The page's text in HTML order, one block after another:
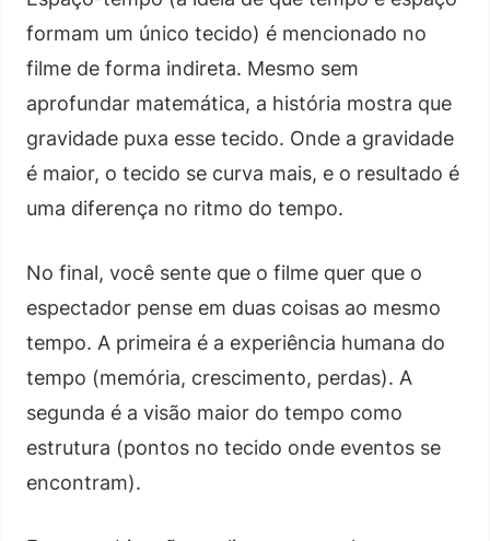
formam um único tecido) é mencionado no
filme de forma indireta. Mesmo sem
aprofundar matemática, a história mostra que
gravidade puxa esse tecido. Onde a gravidade
é maior, o tecido se curva mais, e o resultado é
uma diferença no ritmo do tempo.
No final, você sente que o filme quer que o
espectador pense em duas coisas ao mesmo
tempo. A primeira é a experiência humana do
tempo (memória, crescimento, perdas). A
segunda é a visão maior do tempo como
estrutura (pontos no tecido onde eventos se
encontram).